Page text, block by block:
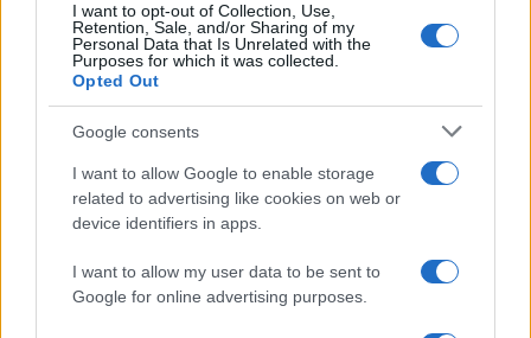
I want to opt-out of Collection, Use,
Retention, Sale, and/or Sharing of my
Personal Data that Is Unrelated with the
Purposes for which it was collected.
Opted Out
Google consents
I want to allow Google to enable storage
related to advertising like cookies on web or
device identifiers in apps.
I want to allow my user data to be sent to
Google for online advertising purposes.
Alessandro Tassinari · 5 Ago 2026
LUOGHI DA VEDERE